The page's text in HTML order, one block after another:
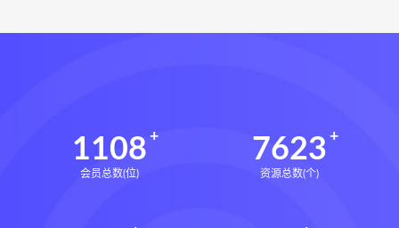
六爻万象答疑全书网盘
六爻万象答疑全书pdf
1108
会员总数(位)
7623
资源总数(个)